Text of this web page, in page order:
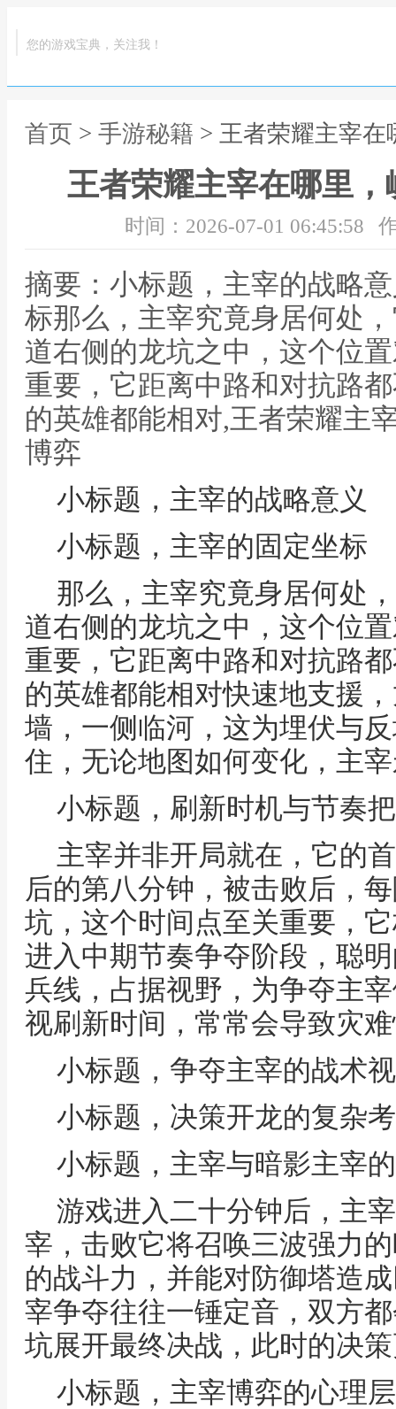
您的游戏宝典，关注我！
首页 > 手游秘籍 > 王者荣耀主宰
王者荣耀主宰在哪里
时间：2026-07-01 06:45:58
摘要：小标题，主宰的战略
标那么，主宰究竟身居何处
道右侧的龙坑之中，这个位
重要，它距离中路和对抗路
的英雄都能相对,王者荣耀主
博弈
小标题，主宰的战略意义
小标题，主宰的固定坐标
那么，主宰究竟身居何处
道右侧的龙坑之中，这个位
重要，它距离中路和对抗路
的英雄都能相对快速地支援
墙，一侧临河，这为埋伏与
住，无论地图如何变化，主
小标题，刷新时机与节奏
主宰并非开局就在，它的
后的第八分钟，被击败后，
坑，这个时间点至关重要，
进入中期节奏争夺阶段，聪
兵线，占据视野，为争夺主
视刷新时间，常常会导致灾
小标题，争夺主宰的战术
小标题，决策开龙的复杂
小标题，主宰与暗影主宰
游戏进入二十分钟后，主
宰，击败它将召唤三波强力
的战斗力，并能对防御塔造
宰争夺往往一锤定音，双方
坑展开最终决战，此时的决
小标题，主宰博弈的心理